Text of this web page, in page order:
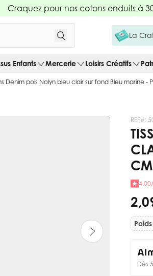
Craquez pour nos cotons enduits à
La
Enfants Mercerie Loisirs Créatifs
Denim pois Nolyn bleu clair sur fond Bleu marine -
REF#:
CM
Dès